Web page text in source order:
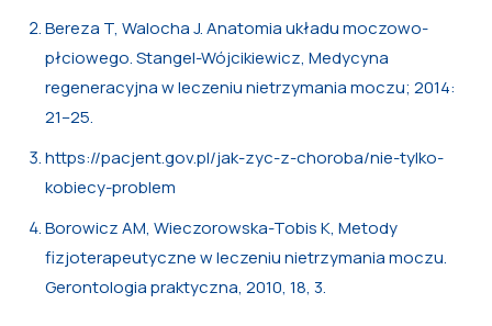
Bereza T, Walocha J. Anatomia układu moczowo-
płciowego. Stangel-Wójcikiewicz, Medycyna
regeneracyjna w leczeniu nietrzymania moczu; 2014:
21–25.
https://pacjent.gov.pl/jak-zyc-z-choroba/nie-tylko-
kobiecy-problem
Borowicz AM, Wieczorowska-Tobis K, Metody
fizjoterapeutyczne w leczeniu nietrzymania moczu.
Gerontologia praktyczna, 2010, 18, 3.